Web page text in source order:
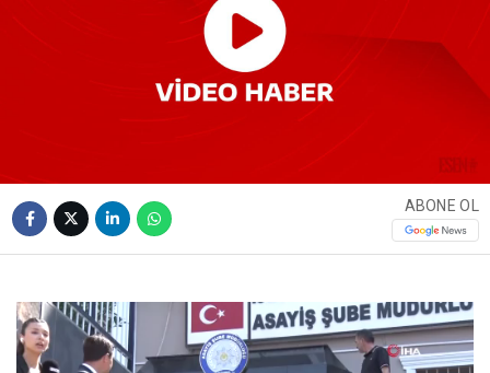
ABONE OL
Video
oynatıcı